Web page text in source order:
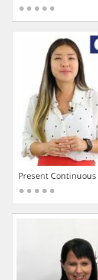
Present Continuous